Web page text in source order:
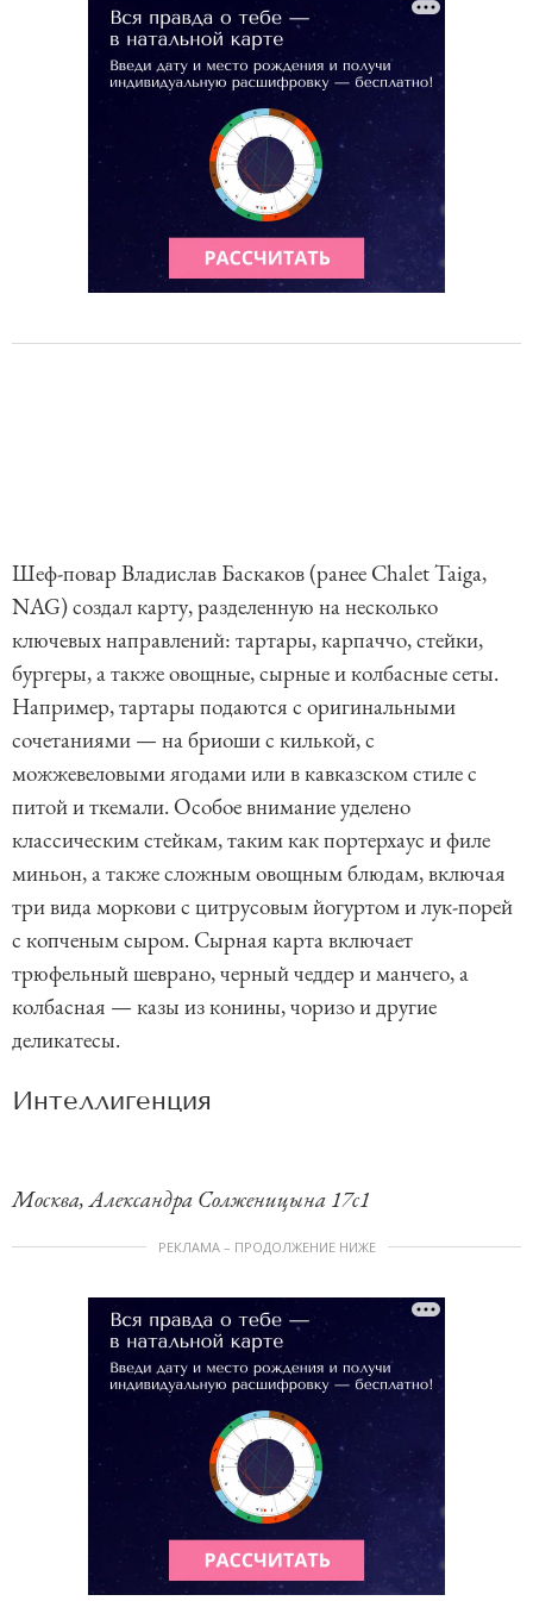
Шеф-повар Владислав Баскаков (ранее Chalet Taiga,
NAG) создал карту, разделенную на несколько
ключевых направлений: тартары, карпаччо, стейки,
бургеры, а также овощные, сырные и колбасные сеты.
Например, тартары подаются с оригинальными
сочетаниями — на бриоши с килькой, с
можжевеловыми ягодами или в кавказском стиле с
питой и ткемали. Особое внимание уделено
классическим стейкам, таким как портерхаус и филе
миньон, а также сложным овощным блюдам, включая
три вида моркови с цитрусовым йогуртом и лук-порей
с копченым сыром. Сырная карта включает
трюфельный шеврано, черный чеддер и манчего, а
колбасная — казы из конины, чоризо и другие
деликатесы.
Интеллигенция
Москва, Александра Солженицына 17с1
РЕКЛАМА – ПРОДОЛЖЕНИЕ НИЖЕ